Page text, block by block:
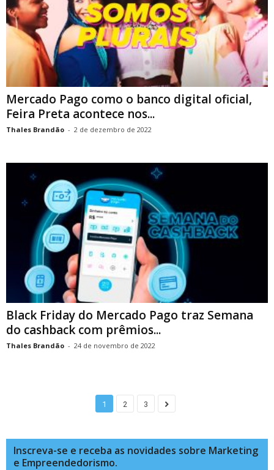
Mercado Pago como o banco digital oficial,
Feira Preta acontece nos...
Thales Brandão - 2 de dezembro de 2022
Black Friday do Mercado Pago traz Semana
do cashback com prêmios...
Thales Brandão - 24 de novembro de 2022
1 2 3
Inscreva-se e receba as novidades sobre Marketing
e Empreendedorismo.